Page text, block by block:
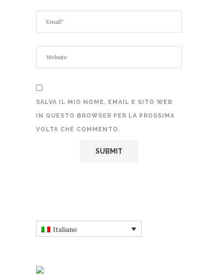
SALVA IL MIO NOME, EMAIL E SITO WEB
IN QUESTO BROWSER PER LA PROSSIMA
VOLTA CHE COMMENTO.
Italiano